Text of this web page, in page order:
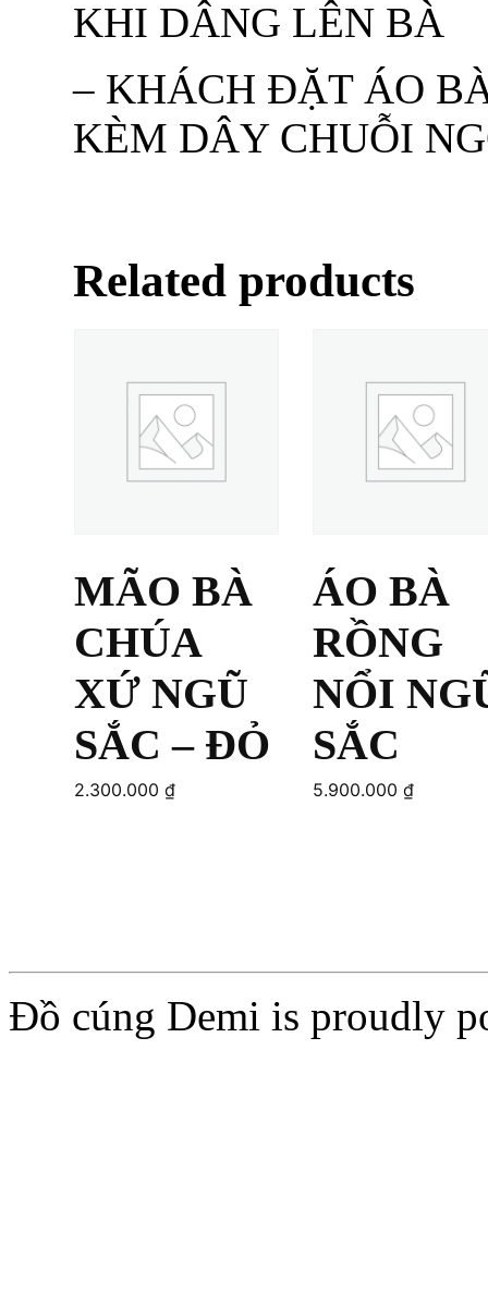
KHI DÂNG LÊN BÀ
– KHÁCH ĐẶT ÁO
KÈM DÂY CHUỖI
Related products
MÃO BÀ
CHÚA
XỨ NGŨ
SẮC – ĐỎ
2.300.000 ₫
ÁO BÀ
RỒNG
NỔI
SẮC
5.900.000₫
Đồ cúng Demi is proudly